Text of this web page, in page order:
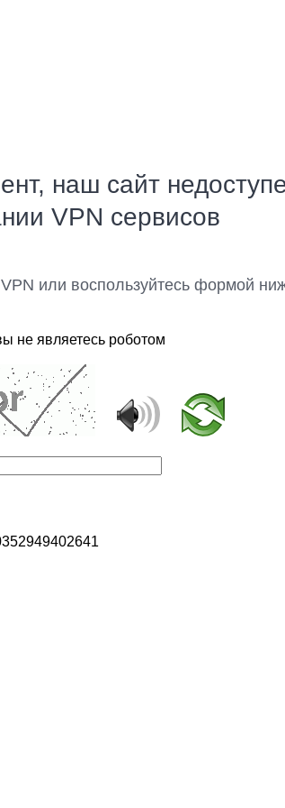
наш сайт
VPN сервисов
или воспользуйтесь формой
не являетесь роботом